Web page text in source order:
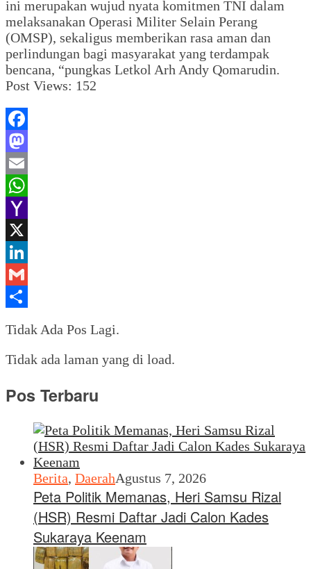
ini merupakan wujud nyata komitmen TNI dalam
melaksanakan Operasi Militer Selain Perang
(OMSP), sekaligus memberikan rasa aman dan
perlindungan bagi masyarakat yang terdampak
bencana, “pungkas Letkol Arh Andy Qomarudin.
Post Views: 152
Facebook
Mastodon
Email
WhatsApp
Yahoo
Mail
X
LinkedIn
Gmail
Tidak Ada Pos Lagi.
Tidak ada laman yang di load.
Pos Terbaru
Berita, DaerahAgustus 7, 2026
Peta Politik Memanas, Heri Samsu Rizal
(HSR) Resmi Daftar Jadi Calon Kades
Sukaraya Keenam